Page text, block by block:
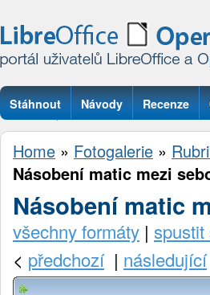
Stáhnout Návody Recenze
Otázky
Home » Fotogalerie »
Násobení matic mezi
Násobení matic
všechny formáty | spustit
< předchozí| následující